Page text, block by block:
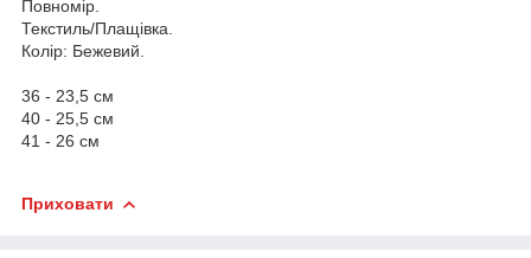
Повномір.
Текстиль/Плащівка.
Колір: Бежевий.
36 - 23,5 см
40 - 25,5 см
41 - 26 см
Приховати